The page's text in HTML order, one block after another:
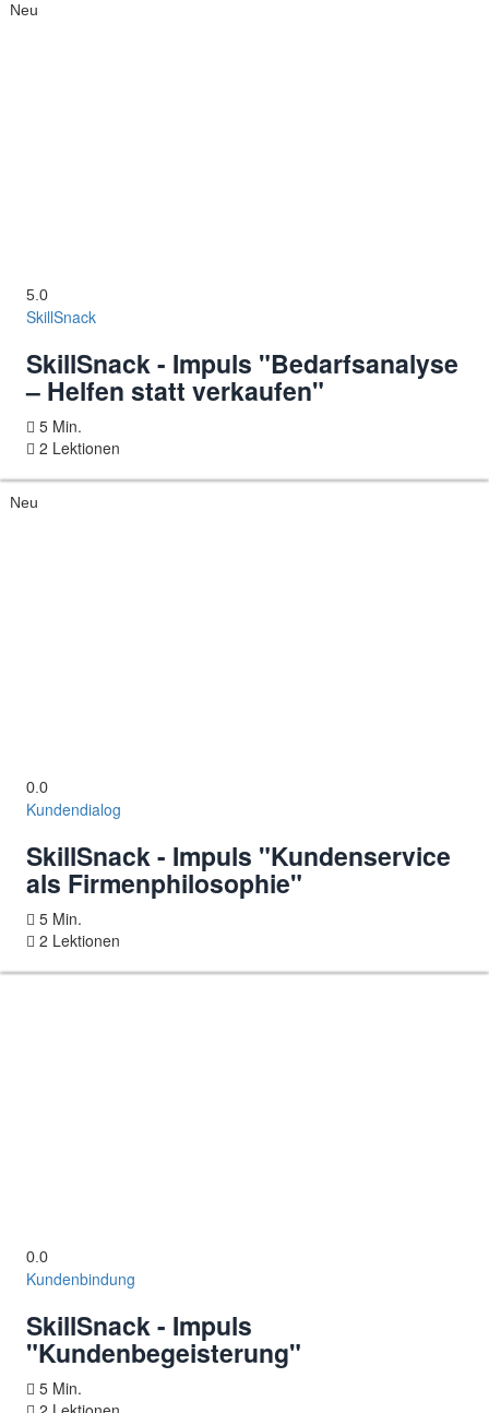
Neu
5.0
SkillSnack
SkillSnack - Impuls "Bedarfsanalyse
– Helfen statt verkaufen"
5 Min.
2 Lektionen
Neu
0.0
Kundendialog
SkillSnack - Impuls "Kundenservice
als Firmenphilosophie"
5 Min.
2 Lektionen
0.0
Kundenbindung
SkillSnack - Impuls
"Kundenbegeisterung"
5 Min.